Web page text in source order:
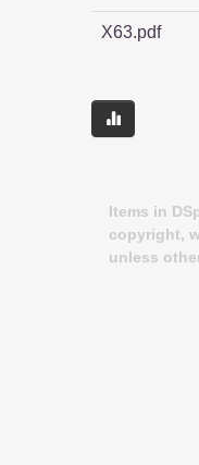
X63.pdf
Items in
copyright,
unless